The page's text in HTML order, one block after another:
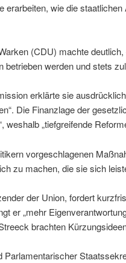
erarbeiten, wie die
(CDU) machte
betrieben werden und stets
erklärte sie
Die Finanzlage der
weshalb „tiefgreifende
vorgeschlagenen
zu machen, die sie sich
der Union, fordert
er „mehr
brachten
Parlamentarischer